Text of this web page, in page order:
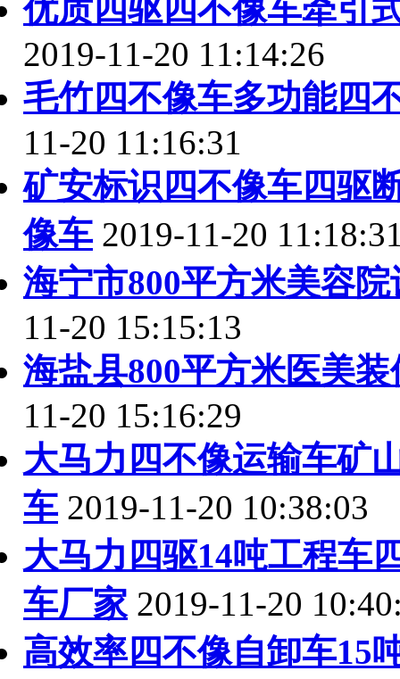
优质四驱四不像车牵引
2019-11-20 11:14:26
毛竹四不像车多功能四
11-20 11:16:31
矿安标识四不像车四驱
像车 2019-11-20
海宁市800平方米美容
11-20 15:15:13
海盐县800平方米医美
11-20 15:16:29
大马力四不像运输车矿
车 2019-11-20 10:38:03
大马力四驱14吨工程车
车厂家 2019-11-20
高效率四不像自卸车15